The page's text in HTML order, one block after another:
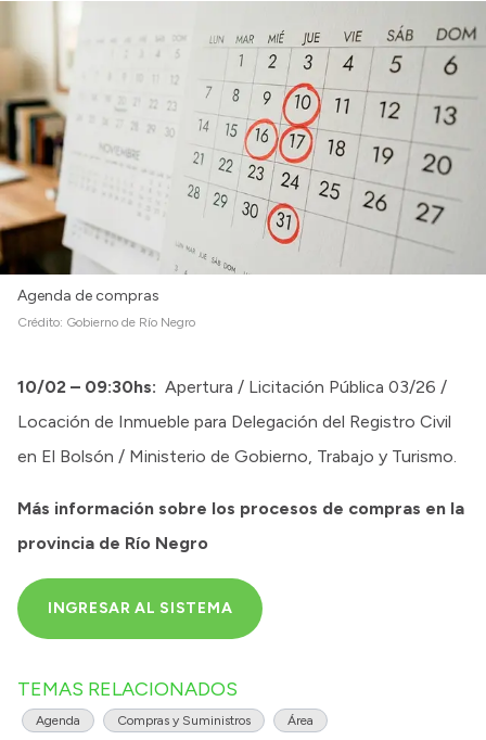
Consulta de expedientes
Consulta de pago a proveedores
Convocatorias
Intranet
Login
Agenda de compras
Crédito: Gobierno de Río Negro
10/02 – 09:30hs: Apertura / Licitación Pública 03/26 /
Locación de Inmueble para Delegación del Registro Civil
en El Bolsón / Ministerio de Gobierno, Trabajo y Turismo.
Más información sobre los procesos de compras en la
provincia de Río Negro
INGRESAR AL SISTEMA
TEMAS RELACIONADOS
Agenda Compras y Suministros Área